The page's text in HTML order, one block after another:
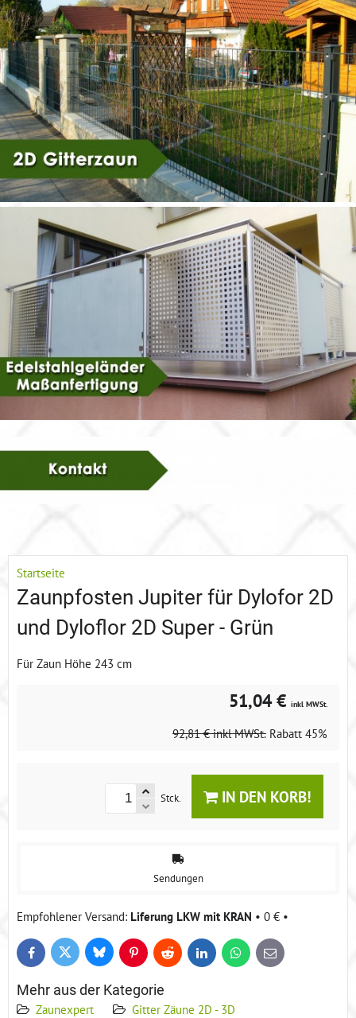
Startseite
Zaunpfosten Jupiter für Dylofor 2D
und Dyloflor 2D Super - Grün
Für Zaun Höhe 243 cm
51,04 € inkl MWSt.
92,81 € inkl MWSt. Rabatt 45%
Stck. IN DEN KORB!
Sendungen
Liferung LKW mit KRAN • 0 € •
FacebookTwitter BlueskyPinterestReddit LinkedInWhatsApp
E-
mail
Mehr aus der Kategorie
Zaunexpert
Gitter Zäune 2D - 3D